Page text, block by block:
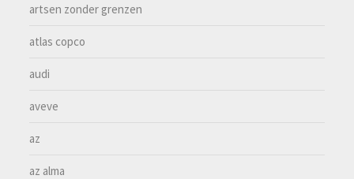
artsen zonder grenzen
atlas copco
audi
aveve
az
az alma